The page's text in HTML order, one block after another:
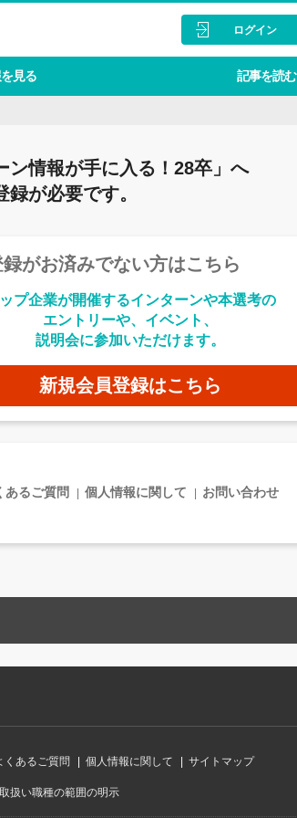
見る 記事を読む
ログイン
ン情報が手に入る！28卒」へ
が必要です。
がお済みでない方はこちら
ップ企業が開催するインターンや本選考の
エントリーや、イベント、
説明会に参加いただけます。
新規会員登録はこちら
あるご質問 個人情報に関して お問い合わせ
くあるご質問 個人情報に関して サイトマップ
扱い職種の範囲の明示